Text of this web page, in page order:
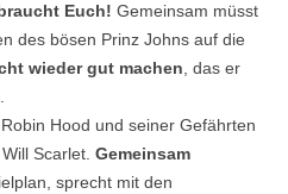
Euch! Gemeinsam müsst
des bösen Prinz Johns auf die
wieder gut machen, das er
Hood und seiner Gefährten
Scarlet. Gemeinsam
sprecht mit den